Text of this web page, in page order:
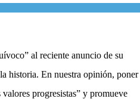
al reciente anuncio de su
historia. En nuestra opinión, poner
progresistas” y promueve